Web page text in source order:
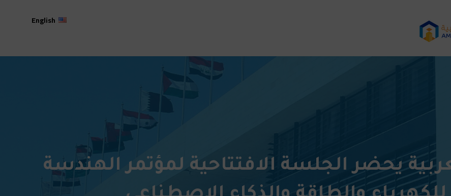
English
يحضر الجلسة الافتتاحية لمؤتمر الهندسة